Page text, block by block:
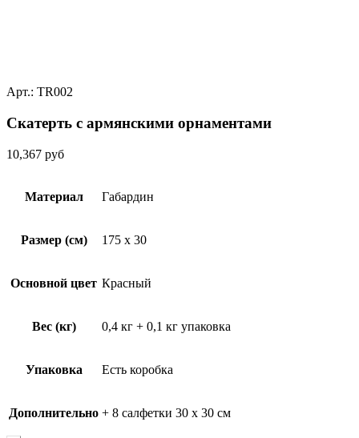
Арт.: TR002
Скатерть с армянскими орнаментами
10,367 руб
Материал Габардин
Размер (см) 175 x 30
Основной цвет Красный
Вес (кг) 0,4 кг + 0,1 кг упаковка
Упаковка Есть коробка
Дополнительно + 8 салфетки 30 х 30 см